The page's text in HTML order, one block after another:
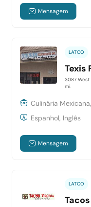
Mensagem
LATCO
Texis
3087 West
mi.
Culinária
Espanhol, Inglês
Mensagem
LATCO